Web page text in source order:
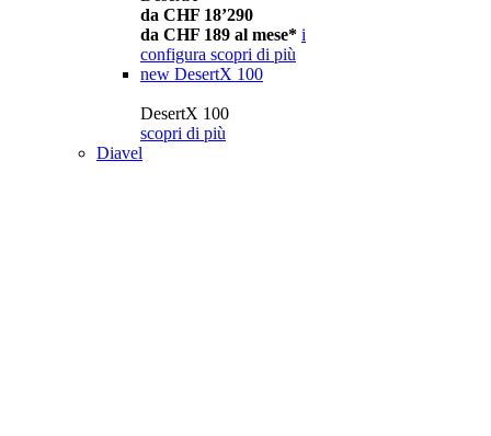
da CHF 18’290
da CHF 189 al mese* i
configura scopri di più
new DesertX 100
DesertX 100
scopri di più
Diavel